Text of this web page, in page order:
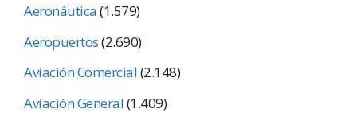
Aeronáutica(1.579)
Aeropuertos(2.690)
Aviación Comercial(2.148)
Aviación General(1.409)